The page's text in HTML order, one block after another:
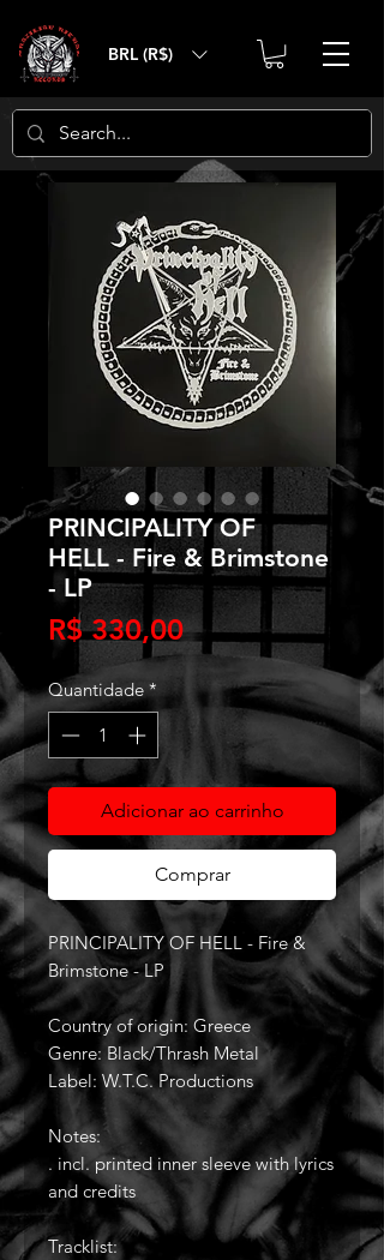
BRL (R$)
PRINCIPALITY OF
HELL - Fire & Brimstone
- LP
R$ 330,00Preço
Quantidade *
Adicionar ao carrinho
Comprar
PRINCIPALITY OF HELL - Fire &
Brimstone - LP
Country of origin: Greece
Genre: Black/Thrash Metal
Label: W.T.C. Productions
Notes:
. incl. printed inner sleeve with lyrics
and credits
Tracklist: